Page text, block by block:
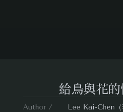
給鳥與花
Author /
Lee Kai-Chen（